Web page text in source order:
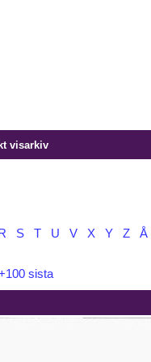
visarkiv
R S T U V X Y Z Å
sista